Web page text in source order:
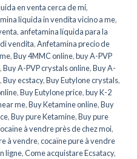
en venta cerca de mí,
liquida in vendita vicino a me,
, anfetamina líquida para la
vendita,Anfetamina precio de
,Buy 4MMC online,buy A-PVP
,Buy A-PVP crystals online,Buy A-
,Buy ecstacy,Buy Eutylone crystals,
,Buy Eutylone price,buy K-2
me,Buy Ketamine online,Buy
,Buy pure Ketamine,Buy pure
à vendre près de chez moi,
à vendre,cocaïne pure à vendre
ligne,Come acquistare Ecsatacy,